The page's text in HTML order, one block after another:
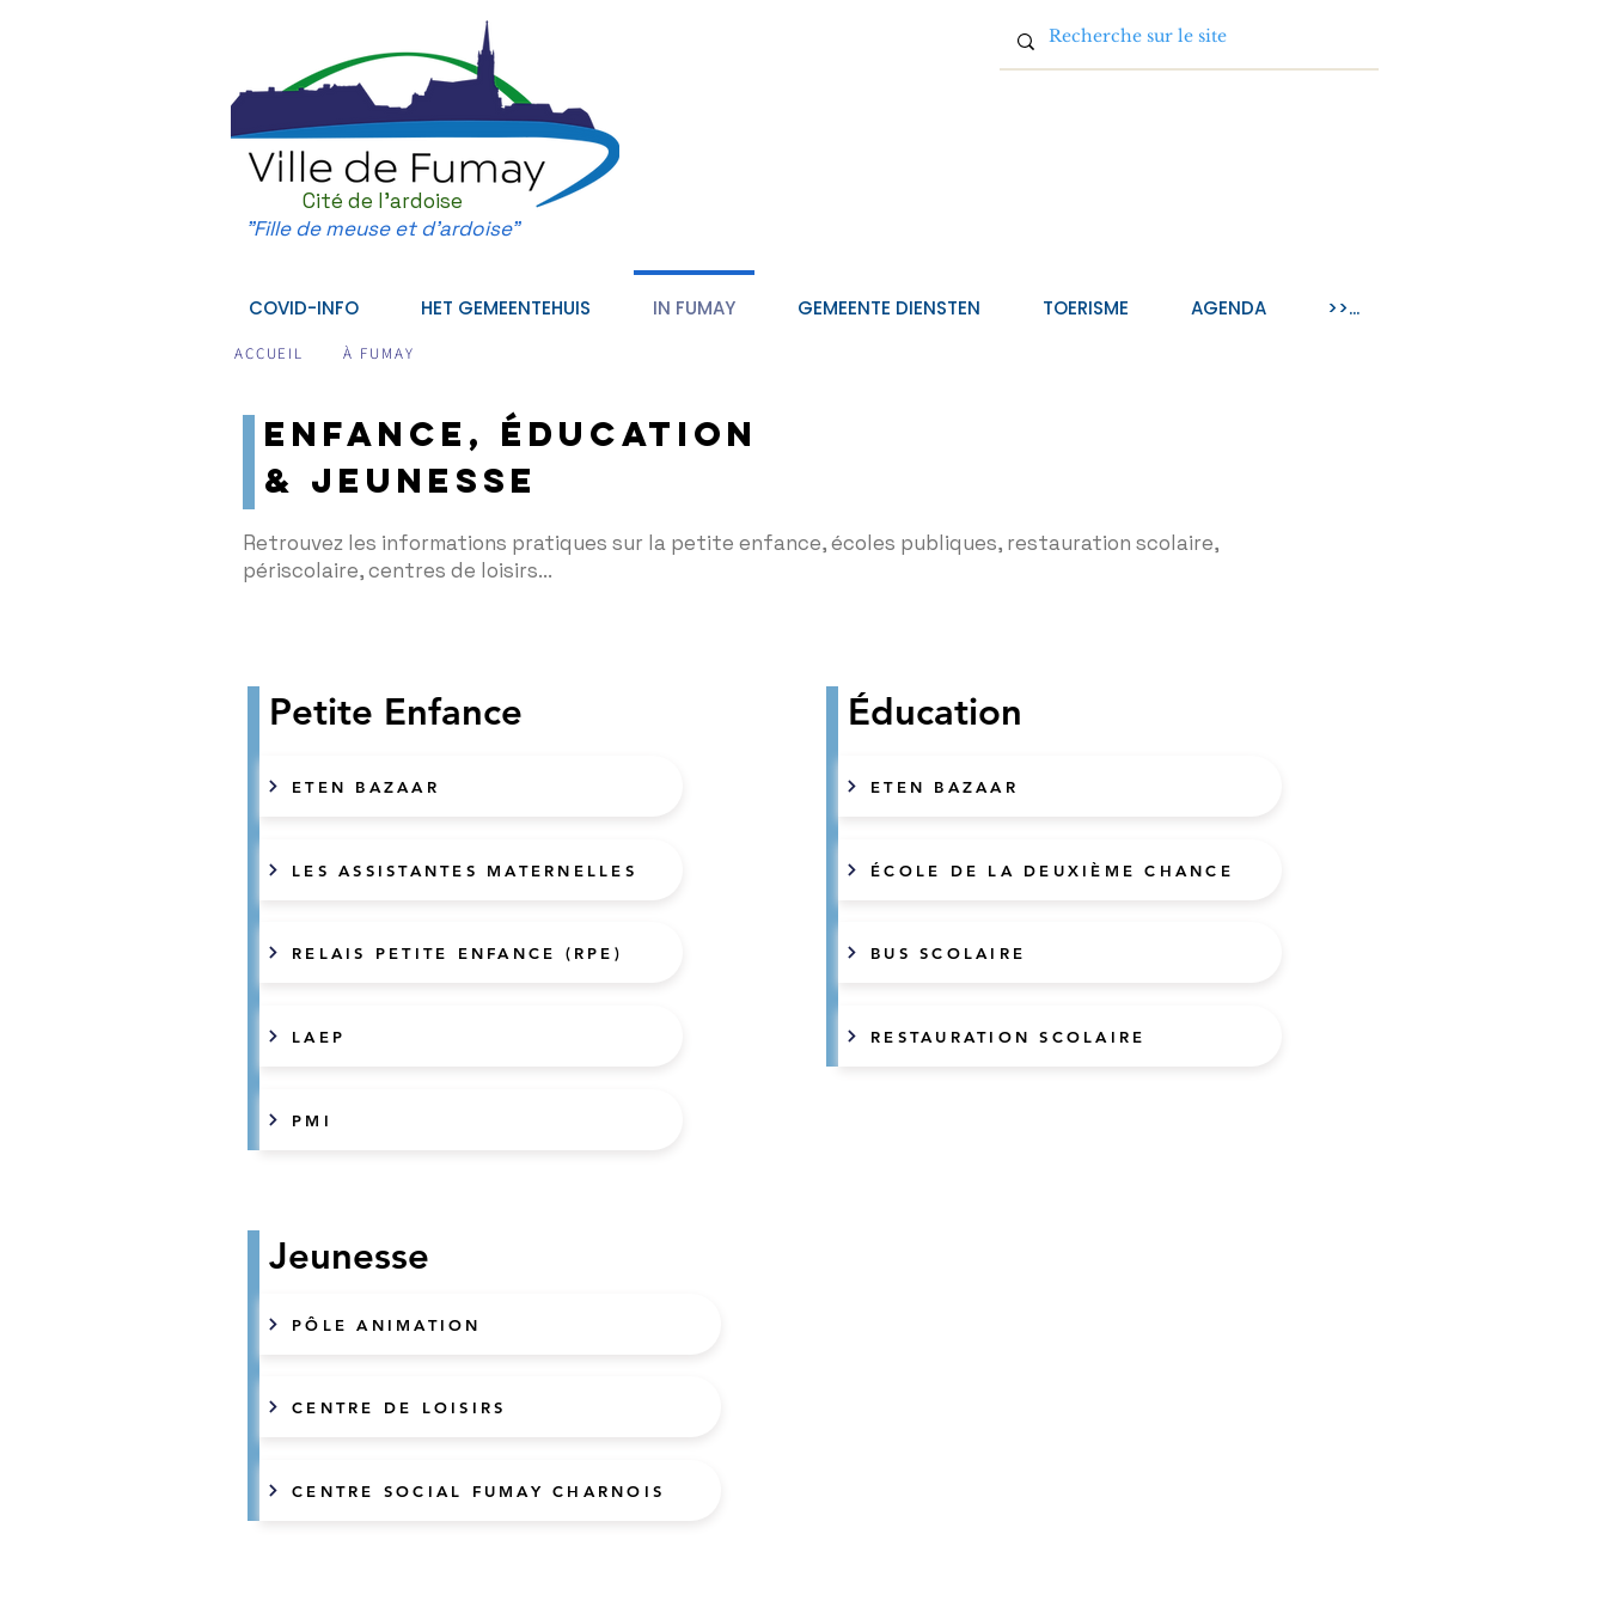
Cité de l'ardoise
"Fille de meuse et d'ardoise"
COVID-INFO HET GEMEENTEHUIS IN FUMAY GEMEENTE DIENSTEN TOERISME AGENDA >>...
ACCUEIL À FUMAY
enfance, éducation
& jeunesse
Retrouvez les informations pratiques sur la petite enfance, écoles publiques, restauration scolaire,
périscolaire, centres de loisirs...
Petite Enfance
ETEN BAZAAR
LES ASSISTANTES MATERNELLES
RELAIS PETITE ENFANCE (RPE)
LAEP
PMI
Éducation
ETEN BAZAAR
ÉCOLE DE LA DEUXIÈME CHANCE
BUS SCOLAIRE
RESTAURATION SCOLAIRE
Jeunesse
PÔLE ANIMATION
CENTRE DE LOISIRS
CENTRE SOCIAL FUMAY CHARNOIS